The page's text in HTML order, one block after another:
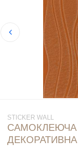
STICKER WALL
САМОКЛЕЮЧА